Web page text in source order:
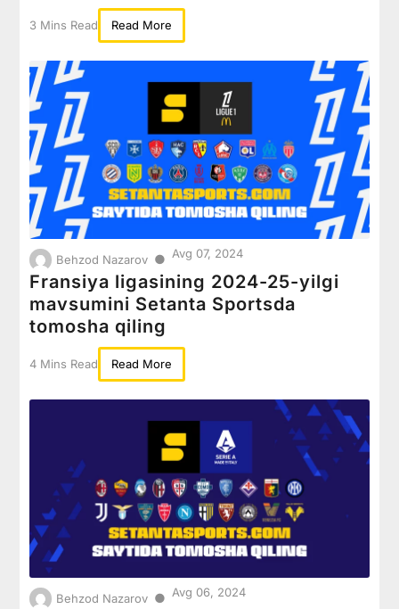
3 Mins Read Read More
Behzod Nazarov ● Avg 07, 2024
Fransiya ligasining 2024-25-yilgi
mavsumini Setanta Sportsda
tomosha qiling
4 Mins Read Read More
Behzod Nazarov ● Avg 06, 2024